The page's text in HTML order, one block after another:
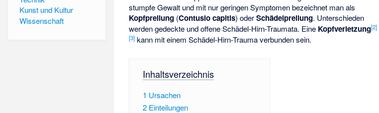
Kunst und Kultur
Wissenschaft
stumpfe Gewalt und mit nur geringen Symptomen bezeichnet man als
Kopfprellung (Contusio capitis) oderSchädelprellung. Unterschieden
werden gedeckte und offene Schädel-Hirn-Traumata. Eine Kopfverletzung[2]
[3] kann mit einem Schädel-Hirn-Trauma verbunden sein.
Inhaltsverzeichnis
1 Ursachen
2 Einteilungen